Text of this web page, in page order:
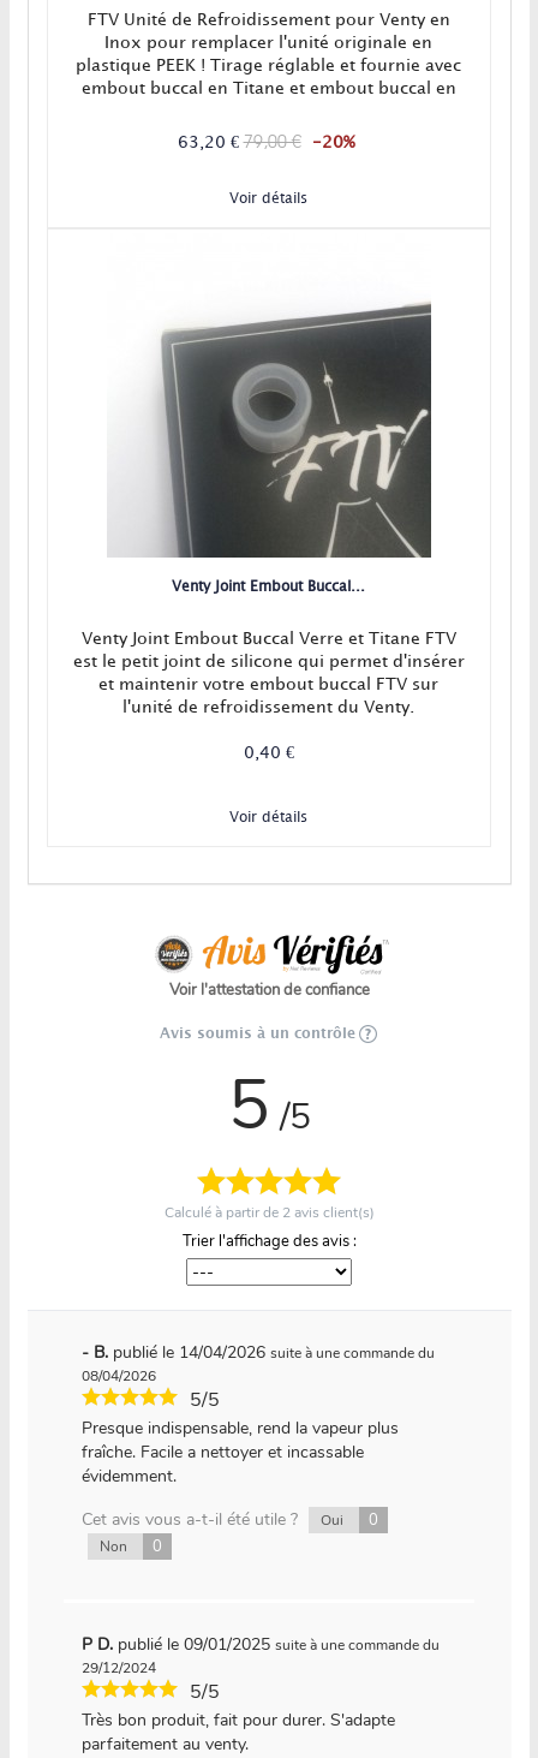
FTV Unité de Refroidissement pour Venty en
Inox pour remplacer l'unité originale en
plastique PEEK ! Tirage réglable et fournie avec
embout buccal en Titane et embout buccal en
63,20 €79,00 € -20%
Voir détails
Venty Joint Embout Buccal...
Venty Joint Embout Buccal Verre et Titane FTV
est le petit joint de silicone qui permet d'insérer
et maintenir votre embout buccal FTV sur
l'unité de refroidissement du Venty.
0,40 €
Voir détails
Voir l'attestation de confiance
Avis soumis à un contrôle
5 /5
Calculé à partir de 2avis client(s)
Trier l'affichage des avis :
- B. publié le 14/04/2026 suite à une commande du
08/04/2026
5/5
Presque indispensable, rend la vapeur plus
fraîche. Facile a nettoyer et incassable
évidemment.
Cet avis vous a-t-il été utile ?
Oui 0
Non 0
P D. publié le 09/01/2025 suite à une commande du
29/12/2024
5/5
Très bon produit, fait pour durer. S'adapte
parfaitement au venty.